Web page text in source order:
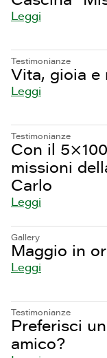
Leggi
Testimonianze
Vita, gioia e
Leggi
Testimonianze
Con il
missioni
Carlo
Leggi
Gallery
Maggio in
Leggi
Testimonianze
Preferisci
amico?